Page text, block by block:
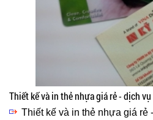
Thiết kế và in thẻ nhựa giá rẻ - dịch
Thiết kế và in thẻ nhựa giá rẻ